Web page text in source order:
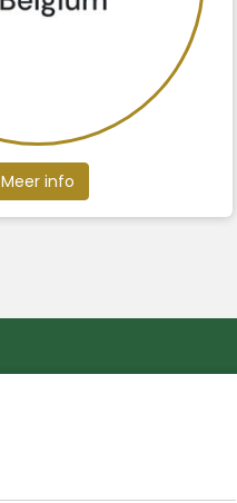
Meer info